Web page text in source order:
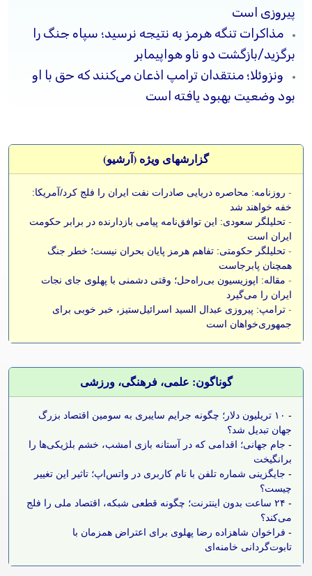
پیروزی است
مذاکرات تنگه هرمز به نتیجه نرسید؛ سپاه جنگ را
برگزید/بازگشت دو ناو هواپیمابر
ونزوئلا؛ منتقدان ترامپ اذعان می‌کنند که حق با او
بود وضعیت بهبود یافته است
گزارشهای ویژه (آرشيو)
- روزنامه: محاصره دریایی صادرات نفت ایران را فلج کرد/آمریکا:
خفه خواهند شد
- تحلیلگر سعودی: این توافق‌نامه پیامی بازدارنده در برابر حکومت
ایران است
- تحلیلگر حکومتی: تفاهم هرمز پایان بحران نیست؛ خطر جنگ
همچنان پابرجاست
- مقاله: اپوزیسیون بی‌راه‌حل؛ وقتی دشمنی با پهلوی جای نجات
ایران را می‌گیرد
- ترامپ: پیروزی عبدال السید اسرائیل‌ستیز، خبر خوبی برای
جمهوری‌خواهان است
گوناگون: علمی، فرهنگی، ورزشی
-
۱۰ تریلیون دلار؛ چگونه جرایم سایبری به سومین اقتصاد بزرگ
جهان تبدیل شد؟
- جام جهانی؛ اقدامی که در آستانه بازی امشب، خشم بلژیکی‌ها را
برانگیخت
- جایگزینی شماره تلفن با نام کاربری در واتس‌اپ؛ تاثیر این تغییر
چیست؟
-
۲۴ ساعت بدون اینترنت؛ چگونه قطعی شبکه، اقتصاد ملی را فلج
می‌کند؟
- فراخوان شاهزاده رضا پهلوی برای اعتراض همزمان با
تابوت‌گردانی خامنه‌ای